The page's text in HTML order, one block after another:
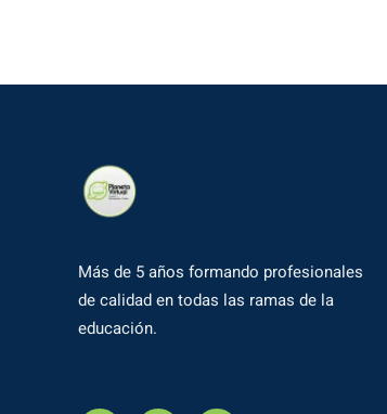
Más de 5 años formando profesionales
de calidad en todas las ramas de la
educación.